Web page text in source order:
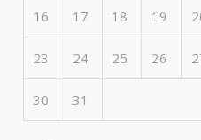
16 17 18 19
23 24 25 26
30 31